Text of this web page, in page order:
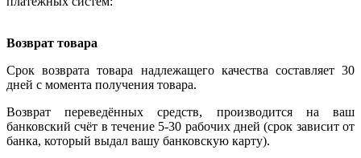
Возврат товара
Срок возврата товара надлежащего качества составляет 30
дней с момента получения товара.
Возврат переведённых средств, производится на ваш
банковский счёт в течение 5-30 рабочих дней (срок зависит от
банка, который выдал вашу банковскую карту).